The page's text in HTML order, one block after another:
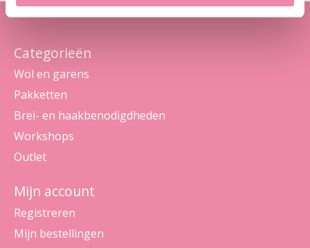
Categorieën
Wol en garens
Pakketten
Brei- en haakbenodigdheden
Workshops
Outlet
Mijn account
Registreren
Mijn bestellingen